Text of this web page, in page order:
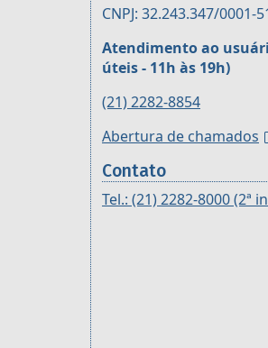
CNPJ: 32.243.347/0001-
Atendimento ao
úteis - 11h às 19h)
(21) 2282-8854
Abertura de chamados
Contato
Tel.: (21) 2282-8000 (2ª